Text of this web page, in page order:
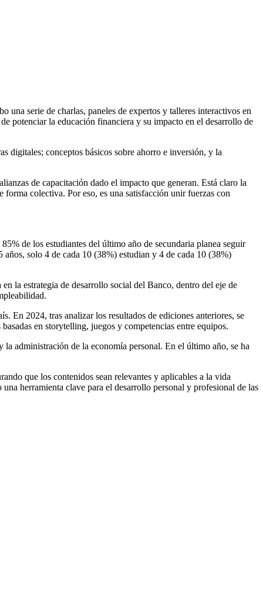
serie de charlas, paneles de expertos y talleres interactivos en
potenciar la educación financiera y su impacto en el desarrollo de
digitales; conceptos básicos sobre ahorro e inversión, y la
de capacitación dado el impacto que generan. Está claro la
colectiva. Por eso, es una satisfacción unir fuerzas con
de los estudiantes del último año de secundaria planea seguir
solo 4 de cada 10 (38%) estudian y 4 de cada 10 (38%)
la estrategia de desarrollo social del Banco, dentro del eje de
En 2024, tras analizar los resultados de ediciones anteriores, se
en storytelling, juegos y competencias entre equipos.
administración de la economía personal. En el último año, se ha
que los contenidos sean relevantes y aplicables a la vida
herramienta clave para el desarrollo personal y profesional de las